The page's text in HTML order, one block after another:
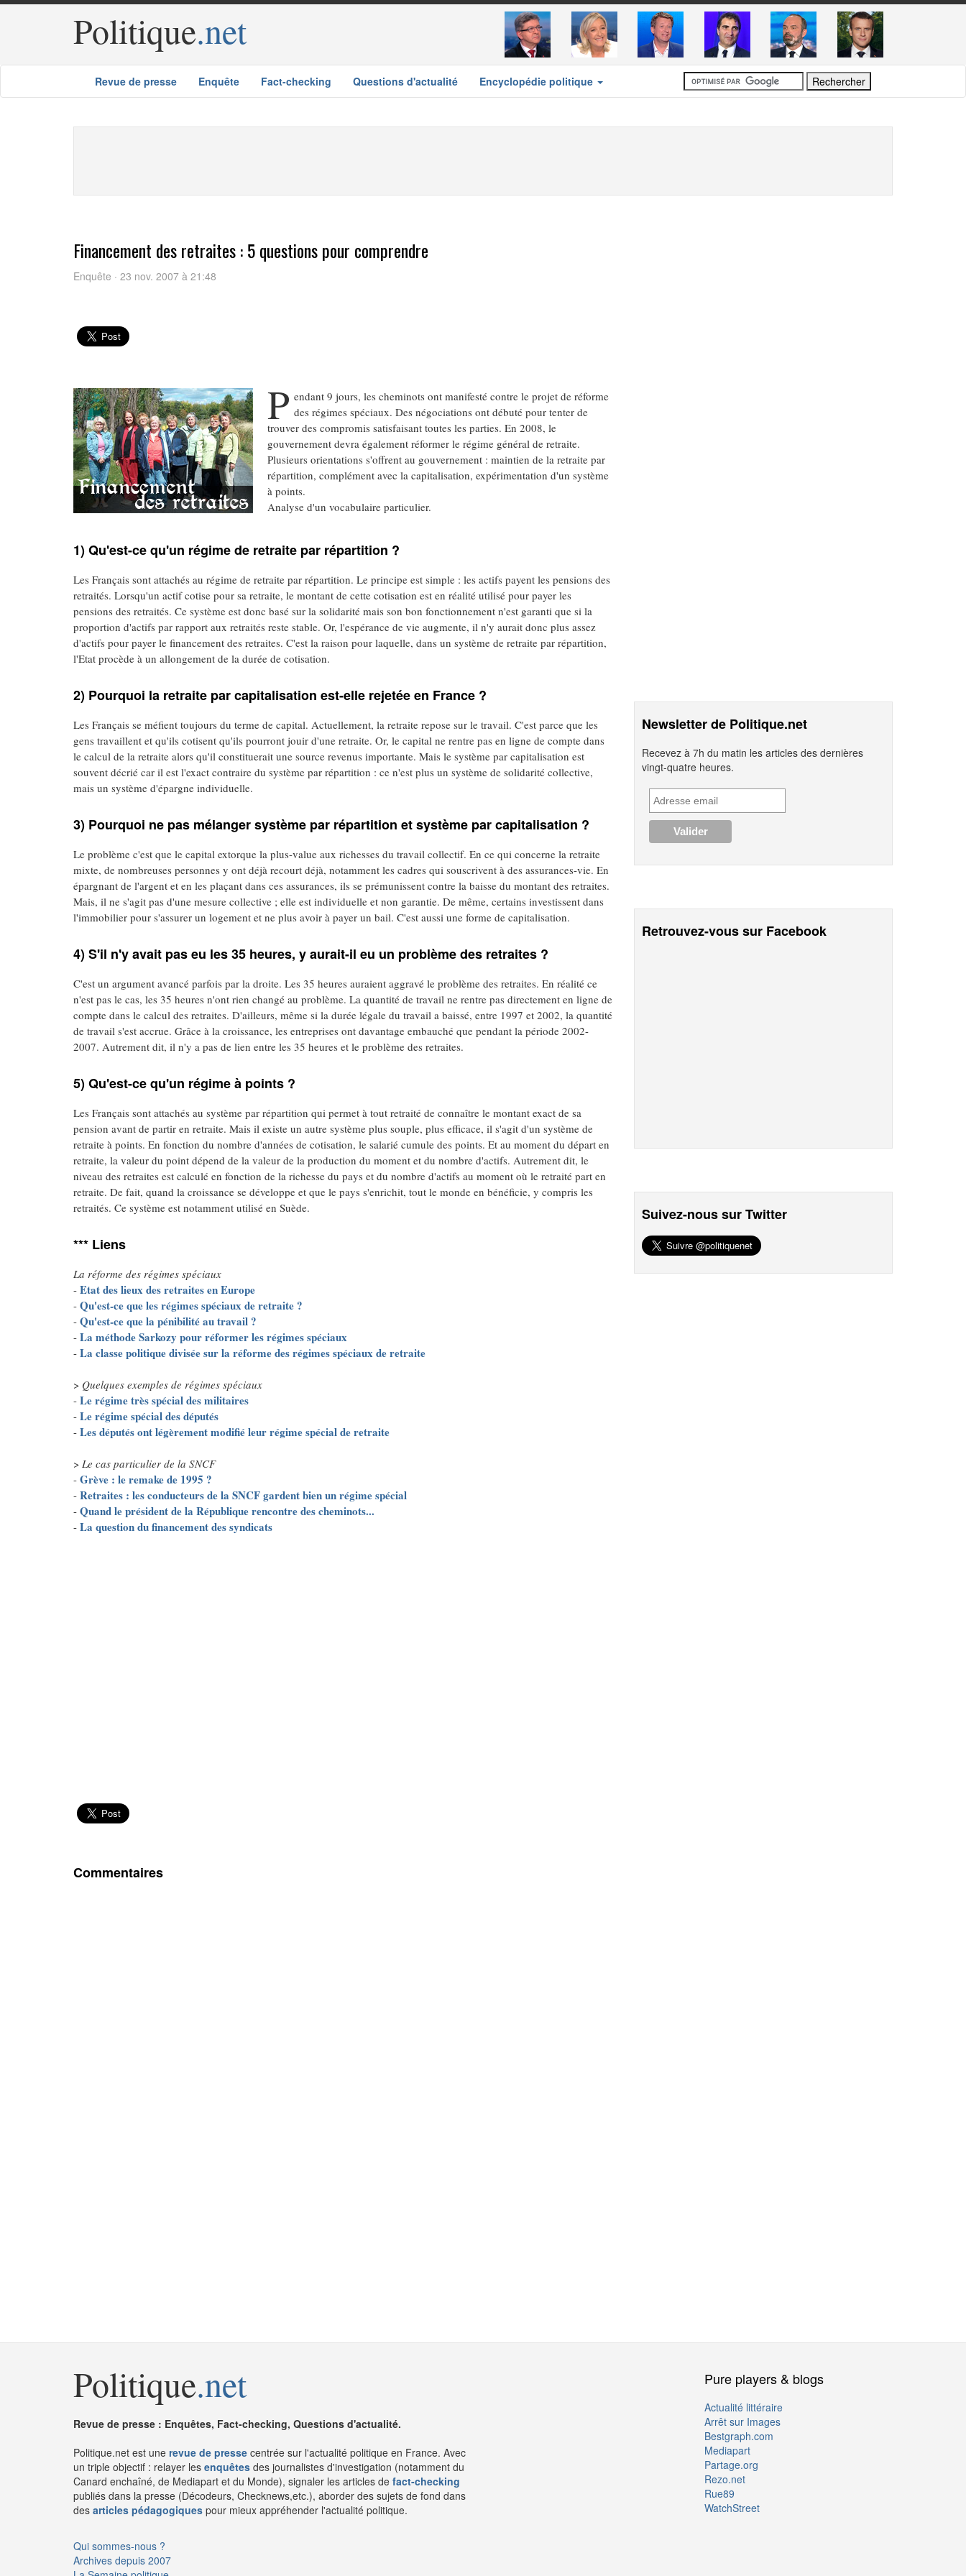
Politique.net
Revue de presse Enquête Fact-checking Questions d'actualité Encyclopédie politique
Financement des retraites : 5 questions pour comprendre
Enquête · 23 nov. 2007 à 21:48
P endant 9 jours, les cheminots ont manifesté contre le projet de réforme
des régimes spéciaux. Des négociations ont débuté pour tenter de
trouver des compromis satisfaisant toutes les parties. En 2008, le
gouvernement devra également réformer le régime général de retraite.
Plusieurs orientations s'offrent au gouvernement : maintien de la retraite par
répartition, complément avec la capitalisation, expérimentation d'un système
à points.
Analyse d'un vocabulaire particulier.
1) Qu'est-ce qu'un régime de retraite par répartition ?
Les Français sont attachés au régime de retraite par répartition. Le principe est simple : les actifs payent les pensions des
retraités. Lorsqu'un actif cotise pour sa retraite, le montant de cette cotisation est en réalité utilisé pour payer les
pensions des retraités. Ce système est donc basé sur la solidarité mais son bon fonctionnement n'est garanti que si la
proportion d'actifs par rapport aux retraités reste stable. Or, l'espérance de vie augmente, il n'y aurait donc plus assez
d'actifs pour payer le financement des retraites. C'est la raison pour laquelle, dans un système de retraite par répartition,
l'Etat procède à un allongement de la durée de cotisation.
2) Pourquoi la retraite par capitalisation est-elle rejetée en France ?
Les Français se méfient toujours du terme de capital. Actuellement, la retraite repose sur le travail. C'est parce que les
gens travaillent et qu'ils cotisent qu'ils pourront jouir d'une retraite. Or, le capital ne rentre pas en ligne de compte dans
le calcul de la retraite alors qu'il constituerait une source revenus importante. Mais le système par capitalisation est
souvent décrié car il est l'exact contraire du système par répartition : ce n'est plus un système de solidarité collective,
mais un système d'épargne individuelle.
3) Pourquoi ne pas mélanger système par répartition et système par capitalisation ?
Le problème c'est que le capital extorque la plus-value aux richesses du travail collectif. En ce qui concerne la retraite
mixte, de nombreuses personnes y ont déjà recourt déjà, notamment les cadres qui souscrivent à des assurances-vie. En
épargnant de l'argent et en les plaçant dans ces assurances, ils se prémunissent contre la baisse du montant des retraites.
Mais, il ne s'agit pas d'une mesure collective ; elle est individuelle et non garantie. De même, certains investissent dans
l'immobilier pour s'assurer un logement et ne plus avoir à payer un bail. C'est aussi une forme de capitalisation.
4) S'il n'y avait pas eu les 35 heures, y aurait-il eu un problème des retraites ?
C'est un argument avancé parfois par la droite. Les 35 heures auraient aggravé le problème des retraites. En réalité ce
n'est pas le cas, les 35 heures n'ont rien changé au problème. La quantité de travail ne rentre pas directement en ligne de
compte dans le calcul des retraites. D'ailleurs, même si la durée légale du travail a baissé, entre 1997 et 2002, la quantité
de travail s'est accrue. Grâce à la croissance, les entreprises ont davantage embauché que pendant la période 2002-
2007. Autrement dit, il n'y a pas de lien entre les 35 heures et le problème des retraites.
5) Qu'est-ce qu'un régime à points ?
Les Français sont attachés au système par répartition qui permet à tout retraité de connaître le montant exact de sa
pension avant de partir en retraite. Mais il existe un autre système plus souple, plus efficace, il s'agit d'un système de
retraite à points. En fonction du nombre d'années de cotisation, le salarié cumule des points. Et au moment du départ en
retraite, la valeur du point dépend de la valeur de la production du moment et du nombre d'actifs. Autrement dit, le
niveau des retraites est calculé en fonction de la richesse du pays et du nombre d'actifs au moment où le retraité part en
retraite. De fait, quand la croissance se développe et que le pays s'enrichit, tout le monde en bénéficie, y compris les
retraités. Ce système est notamment utilisé en Suède.
*** Liens
La réforme des régimes spéciaux
- Etat des lieux des retraites en Europe
- Qu'est-ce que les régimes spéciaux de retraite ?
- Qu'est-ce que la pénibilité au travail ?
- La méthode Sarkozy pour réformer les régimes spéciaux
- La classe politique divisée sur la réforme des régimes spéciaux de retraite
> Quelques exemples de régimes spéciaux
- Le régime très spécial des militaires
- Le régime spécial des députés
- Les députés ont légèrement modifié leur régime spécial de retraite
> Le cas particulier de la SNCF
- Grève : le remake de 1995 ?
- Retraites : les conducteurs de la SNCF gardent bien un régime spécial
- Quand le président de la République rencontre des cheminots...
- La question du financement des syndicats
Commentaires
Newsletter de Politique.net
Recevez à 7h du matin les articles des dernières
vingt-quatre heures.
Retrouvez-vous sur Facebook
Suivez-nous sur Twitter
Politique.net
Revue de presse : Enquêtes, Fact-checking, Questions d'actualité.
Politique.net est une revue de presse centrée sur l'actualité politique en France. Avec
un triple objectif : relayer les enquêtes des journalistes d'investigation (notamment du
Canard enchaîné, de Mediapart et du Monde), signaler les articles de fact-checking
publiés dans la presse (Décodeurs, Checknews,etc.), aborder des sujets de fond dans
des articles pédagogiques pour mieux appréhender l'actualité politique.
Qui sommes-nous ?
Archives depuis 2007
Pure players & blogs
Actualité littéraire
Arrêt sur Images
Bestgraph.com
Mediapart
Partage.org
Rezo.net
Rue89
WatchStreet